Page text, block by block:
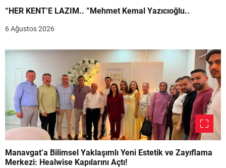
“HER KENT’E LAZIM.. ”Mehmet Kemal Yazıcıoğlu..
6 Ağustos 2026
Manavgat’a Bilimsel Yaklaşımlı Yeni Estetik ve Zayıflama
Merkezi: Healwise Kapılarını Açtı!